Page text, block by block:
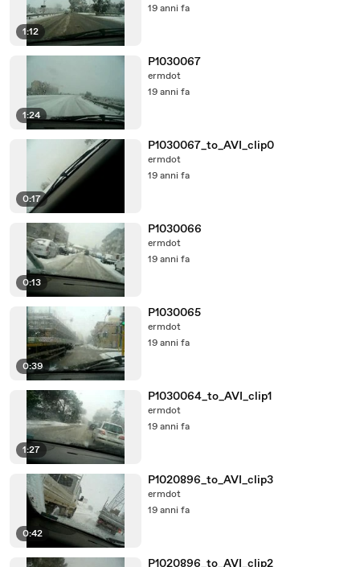
1:12
19 anni fa
1:24
P1030067
ermdot
19 anni fa
0:17
P1030067_to_AVI_clip0
ermdot
19 anni fa
0:13
P1030066
ermdot
19 anni fa
0:39
P1030065
ermdot
19 anni fa
1:27
P1030064_to_AVI_clip1
ermdot
19 anni fa
0:42
P1020896_to_AVI_clip3
ermdot
19 anni fa
P1020896_to_AVI_clip2